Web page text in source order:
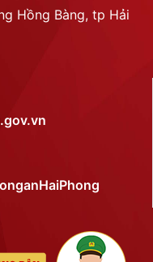
Hồng Bàng, tp Hải